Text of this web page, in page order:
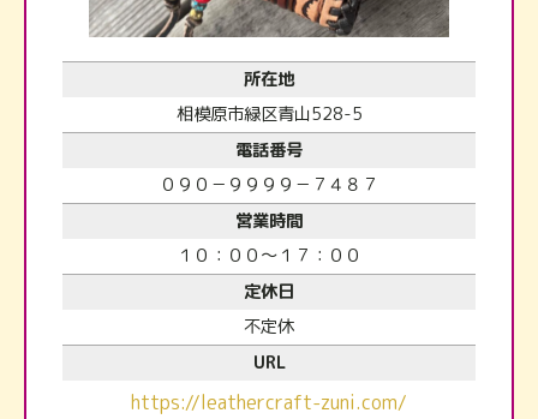
所在地
相模原市緑区青山528-5
電話番号
０９０－９９９９－７４８７
営業時間
１０：００～１７：００
定休日
不定休
URL
https://leathercraft-zuni.com/